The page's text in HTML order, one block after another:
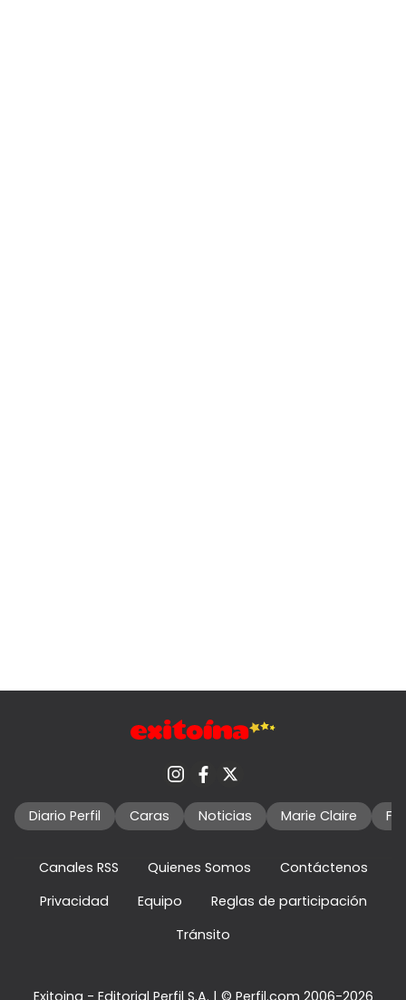
Diario Perfil Caras Noticias Marie Claire
Canales RSS Quienes Somos
Contáctenos
Privacidad
Equipo
Reglas de participación
Tránsito
Exitoina - Editorial Perfil S.A. | © Perfil.com 2006-2026